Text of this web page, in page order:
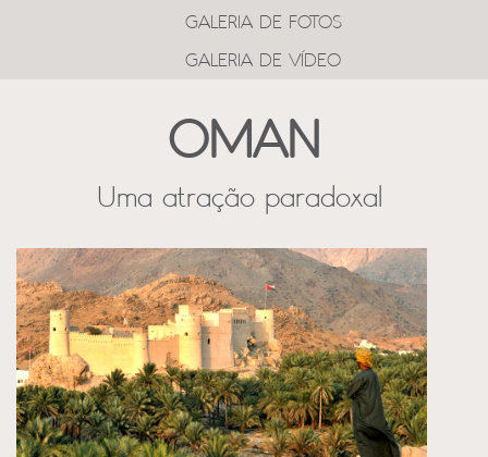
GALERIA DE FOTOS
GALERIA DE VÍDEO
OMAN
Uma atração paradoxal